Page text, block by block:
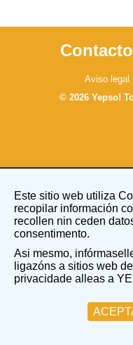
Aviso legal
© 2026 Yepso!
Este sitio web utiliza
recopilar información
recollen nin ceden
consentimento.
Asi mesmo,
ligazóns a sitios web
privacidade alleas a